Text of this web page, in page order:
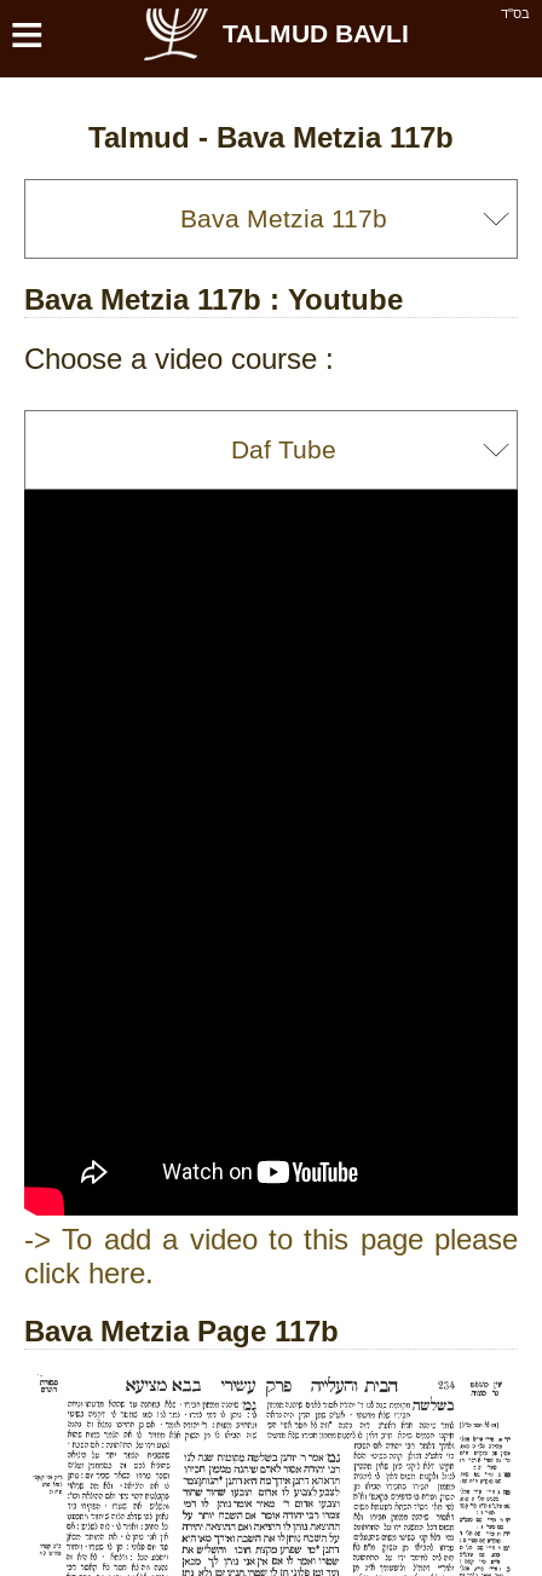
בס''ד ≡ TALMUD BAVLI
Talmud - Bava Metzia 117b
Bava Metzia 117b : Youtube
Choose a video course :
-> To add a video to this page please
click here.
Bava Metzia Page 117b